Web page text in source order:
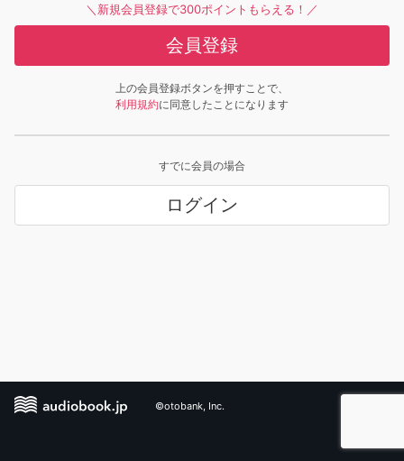
＼新規会員登録で300ポイントもらえる！／
会員登録
上の会員登録ボタンを押すことで、
利用規約に同意したことになります
すでに会員の場合
ログイン
©otobank, Inc.